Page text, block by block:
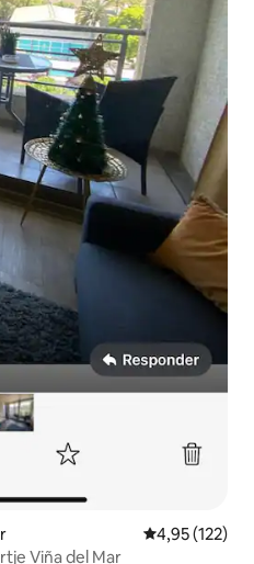
Gemiddelde
4,95 (122)
Viña del Mar